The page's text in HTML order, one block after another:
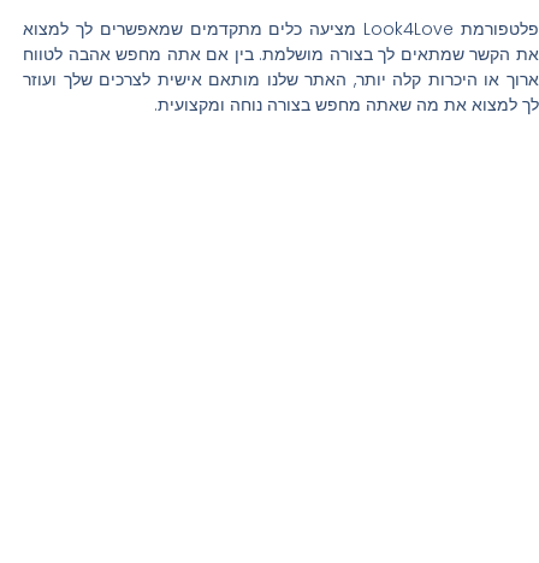
פלטפורמת Look4Love מציעה כלים מתקדמים שמאפשרים לך למצוא
את הקשר שמתאים לך בצורה מושלמת. בין אם אתה מחפש אהבה לטווח
ארוך או היכרות קלה יותר, האתר שלנו מותאם אישית לצרכים שלך ועוזר
לך למצוא את מה שאתה מחפש בצורה נוחה ומקצועית.